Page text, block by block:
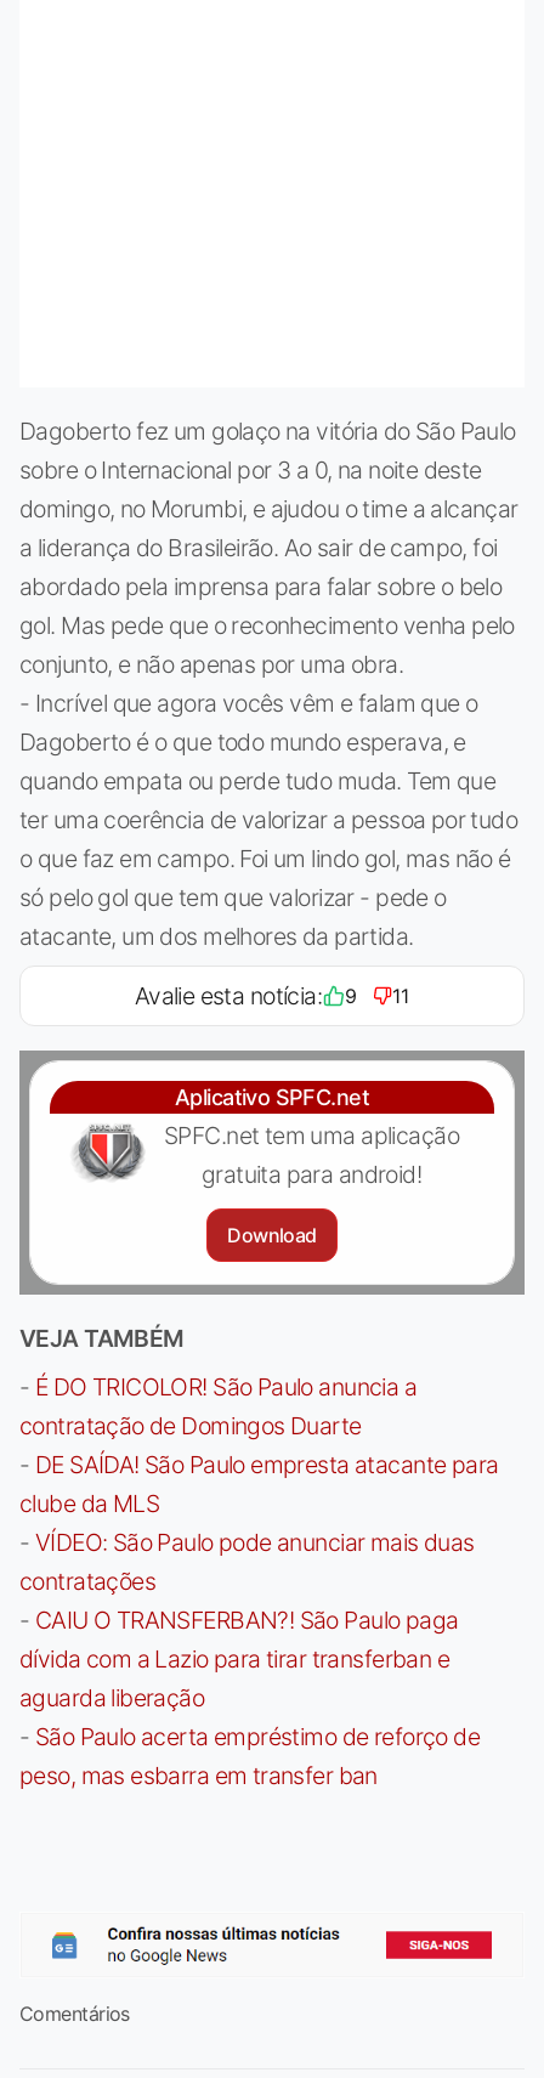
Dagoberto fez um golaço na vitória do São Paulo
sobre o Internacional por 3 a 0, na noite deste
domingo, no Morumbi, e ajudou o time a alcançar
a liderança do Brasileirão. Ao sair de campo, foi
abordado pela imprensa para falar sobre o belo
gol. Mas pede que o reconhecimento venha pelo
conjunto, e não apenas por uma obra.
- Incrível que agora vocês vêm e falam que o
Dagoberto é o que todo mundo esperava, e
quando empata ou perde tudo muda. Tem que
ter uma coerência de valorizar a pessoa por tudo
o que faz em campo. Foi um lindo gol, mas não é
só pelo gol que tem que valorizar - pede o
atacante, um dos melhores da partida.
Avalie esta notícia: 9 11
Aplicativo SPFC.net
SPFC.net tem uma aplicação
gratuita para android!
Download
VEJA TAMBÉM
- É DO TRICOLOR! São Paulo anuncia a
contratação de Domingos Duarte
- DE SAÍDA! São Paulo empresta atacante para
clube da MLS
- VÍDEO: São Paulo pode anunciar mais duas
contratações
- CAIU O TRANSFERBAN?! São Paulo paga
dívida com a Lazio para tirar transferban e
aguarda liberação
- São Paulo acerta empréstimo de reforço de
peso, mas esbarra em transfer ban
Comentários